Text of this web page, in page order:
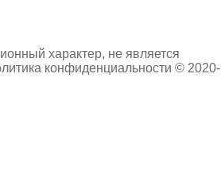
характер, не является
конфиденциальности © 2020-